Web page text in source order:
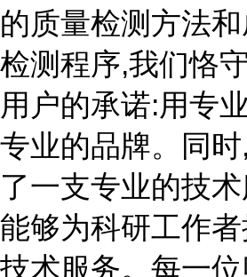
的质量检测方法
检测程序,我们恪
用户的承诺:用专
专业的品牌。同
了一支专业的技
能够为科研工作
技术服务。每一